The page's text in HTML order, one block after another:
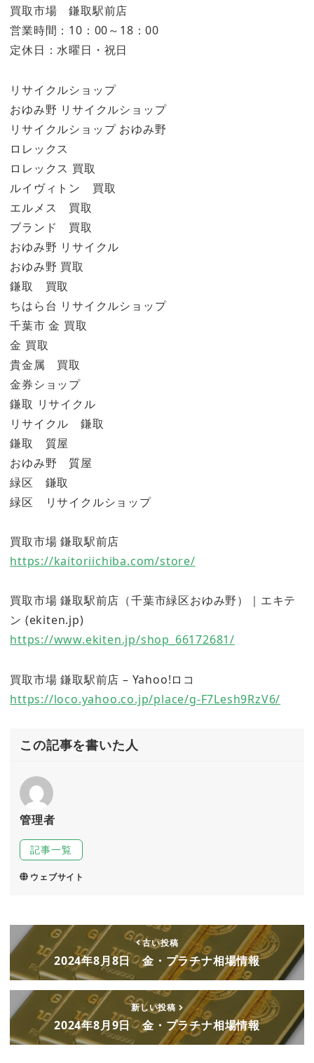
買取市場 鎌取駅前店
営業時間：10：00～18：00
定休日：水曜日・祝日
リサイクルショップ
おゆみ野 リサイクルショップ
リサイクルショップ おゆみ野
ロレックス
ロレックス 買取
ルイヴィトン 買取
エルメス 買取
ブランド 買取
おゆみ野 リサイクル
おゆみ野 買取
鎌取 買取
ちはら台 リサイクルショップ
千葉市 金 買取
金 買取
貴金属 買取
金券ショップ
鎌取 リサイクル
リサイクル 鎌取
鎌取 質屋
おゆみ野 質屋
緑区 鎌取
緑区 リサイクルショップ
買取市場 鎌取駅前店
https://kaitoriichiba.com/store/
買取市場 鎌取駅前店（千葉市緑区おゆみ野）｜エキテ
ン (ekiten.jp)
https://www.ekiten.jp/shop_66172681/
買取市場 鎌取駅前店 – Yahoo!ロコ
https://loco.yahoo.co.jp/place/g-F7Lesh9RzV6/
この記事を書いた人
管理者
記事一覧
ウェブサイト
古い投稿
2024年8月8日 金・プラチナ相場情報
新しい投稿
2024年8月9日 金・プラチナ相場情報